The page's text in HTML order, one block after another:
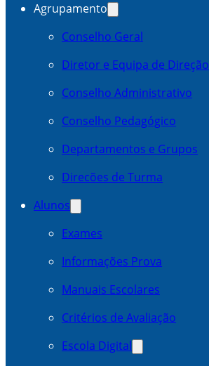
Agrupamento
Conselho Geral
Diretor e Equipa de Direção
Conselho Administrativo
Conselho Pedagógico
Departamentos e Grupos
Direcões de Turma
Alunos
Exames
Informações Prova
Manuais Escolares
Critérios de Avaliação
Escola Digital